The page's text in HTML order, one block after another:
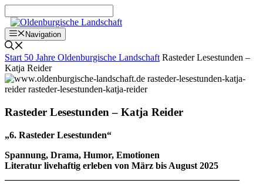
Inhalt
springenNavigation
Start 50 Jahre Oldenburgische Landschaft Rasteder Lesestunden –
Katja Reider
Rasteder Lesestunden – Katja Reider
„6. Rasteder Lesestunden“
Spannung, Drama, Humor, Emotionen
Literatur livehaftig erleben von März bis August 2025